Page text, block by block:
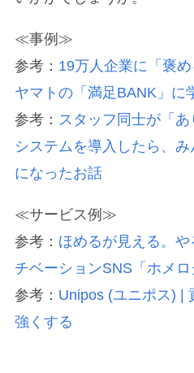
≪事例≫
参考： 19万人企業に「褒
ヤマトの「満足BANK」に
参考： スタッフ同士が「
システムを導入したら、
になったお話
≪サービス例≫
参考： ほめるが見える。
チベーションSNS「ホメロ
参考： Unipos (ユニポス) |
強くする